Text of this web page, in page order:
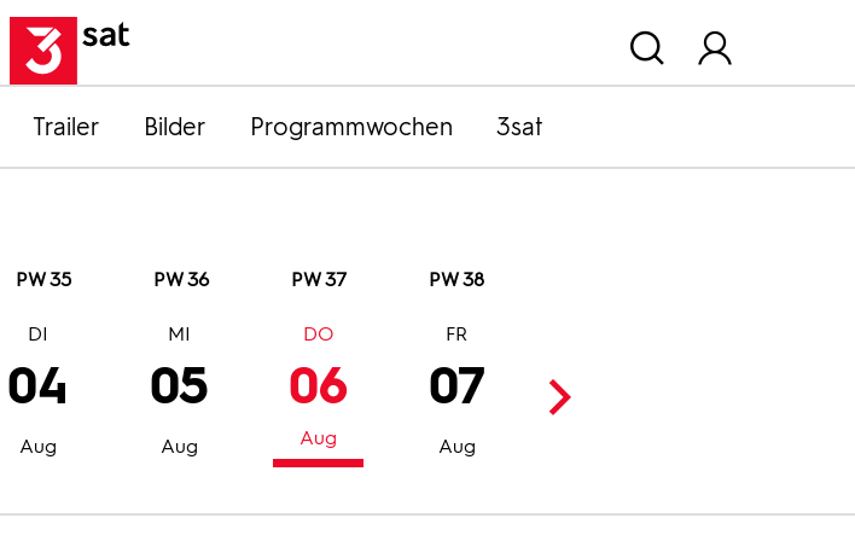
Trailer Bilder Programmwochen 3sat
PW 35 PW 36 PW 37 PW 38
04
Aug
DI
05
Aug
MI
06
Aug
DO
07
Aug
FR
08